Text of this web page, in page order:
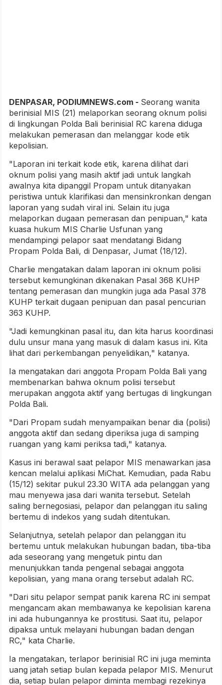
DENPASAR, PODIUMNEWS.com - Seorang wanita
berinisial MIS (21) melaporkan seorang oknum polisi
di lingkungan Polda Bali berinisial RC karena diduga
melakukan pemerasan dan melanggar kode etik
kepolisian.
"Laporan ini terkait kode etik, karena dilihat dari
oknum polisi yang masih aktif jadi untuk langkah
awalnya kita dipanggil Propam untuk ditanyakan
peristiwa untuk klarifikasi dan mensinkronkan dengan
laporan yang sudah viral ini. Selain itu juga
melaporkan dugaan pemerasan dan penipuan," kata
kuasa hukum MIS Charlie Usfunan yang
mendampingi pelapor saat mendatangi Bidang
Propam Polda Bali, di Denpasar, Jumat (18/12).
Charlie mengatakan dalam laporan ini oknum polisi
tersebut kemungkinan dikenakan Pasal 368 KUHP
tentang pemerasan dan mungkin juga ada Pasal 378
KUHP terkait dugaan penipuan dan pasal pencurian
363 KUHP.
"Jadi kemungkinan pasal itu, dan kita harus koordinasi
dulu unsur mana yang masuk di dalam kasus ini. Kita
lihat dari perkembangan penyelidikan," katanya.
Ia mengatakan dari anggota Propam Polda Bali yang
membenarkan bahwa oknum polisi tersebut
merupakan anggota aktif yang bertugas di lingkungan
Polda Bali.
"Dari Propam sudah menyampaikan benar dia (polisi)
anggota aktif dan sedang diperiksa juga di samping
ruangan yang kami periksa tadi," katanya.
Kasus ini berawal saat pelapor MIS menawarkan jasa
kencan melalui aplikasi MiChat. Kemudian, pada Rabu
(15/12) sekitar pukul 23.30 WITA ada pelanggan yang
mau menyewa jasa dari wanita tersebut. Setelah
saling bernegosiasi, pelapor dan pelanggan itu saling
bertemu di indekos yang sudah ditentukan.
Selanjutnya, setelah pelapor dan pelanggan itu
bertemu untuk melakukan hubungan badan, tiba-tiba
ada seseorang yang mengetuk pintu dan
menunjukkan tanda pengenal sebagai anggota
kepolisian, yang mana orang tersebut adalah RC.
"Dari situ pelapor sempat panik karena RC ini sempat
mengancam akan membawanya ke kepolisian karena
ini ada hubungannya ke prostitusi. Saat itu, pelapor
dipaksa untuk melayani hubungan badan dengan
RC," kata Charlie.
Ia mengatakan, terlapor berinisial RC ini juga meminta
uang jatah setiap bulan kepada pelapor MIS. Menurut
dia, setiap bulan pelapor diminta membagi rezekinya